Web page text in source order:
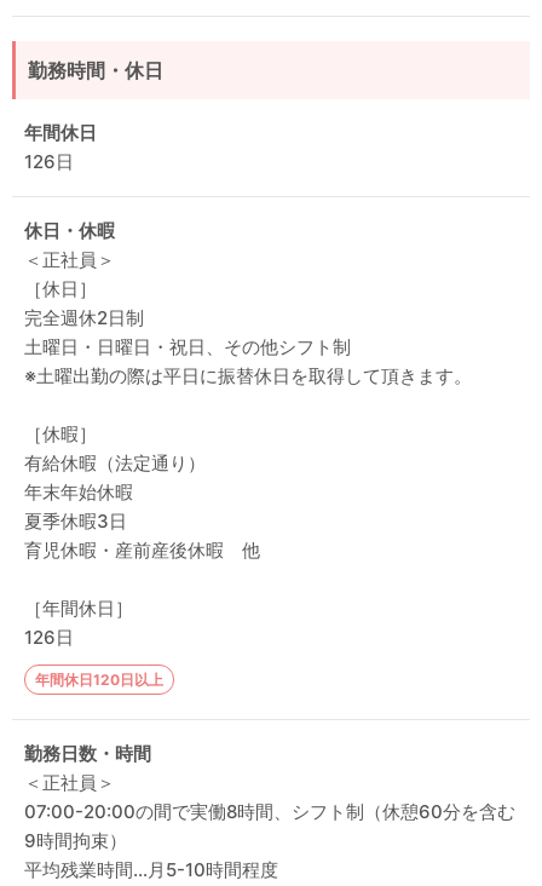
勤務時間・休日
年間休日
126日
休日・休暇
＜正社員＞
［休日］
完全週休2日制
土曜日・日曜日・祝日、その他シフト制
※土曜出勤の際は平日に振替休日を取得して頂きます。
［休暇］
有給休暇（法定通り）
年末年始休暇
夏季休暇3日
育児休暇・産前産後休暇 他
［年間休日］
126日
年間休日120日以上
勤務日数・時間
＜正社員＞
07:00-20:00の間で実働8時間、シフト制（休憩60分を含む
9時間拘束）
平均残業時間…月5-10時間程度